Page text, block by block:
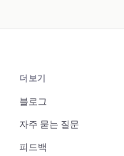
더보기
블로그
자주 묻는 질문
피드백